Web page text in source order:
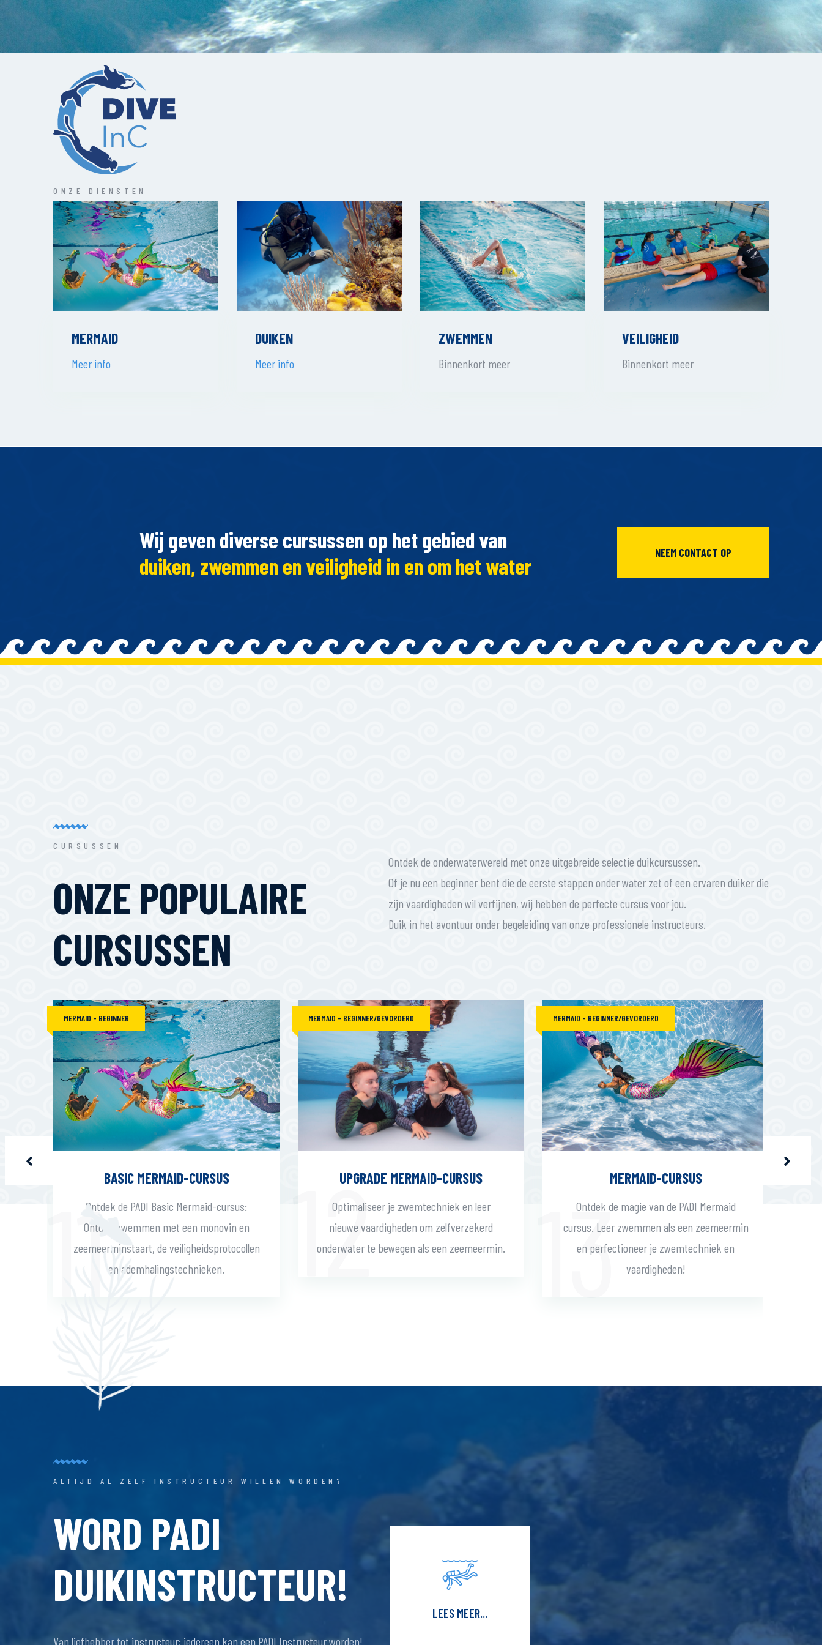
ONZE DIENSTEN
MERMAID
Meer info
DUIKEN
Meer info
ZWEMMEN
Binnenkort meer
VEILIGHEID
Binnenkort meer
Wij geven diverse cursussen op het gebied van
duiken, zwemmen en veiligheid in en om het water
NEEM CONTACT OP
CURSUSSEN
ONZE POPULAIRE
CURSUSSEN
Ontdek de onderwaterwereld met onze uitgebreide selectie duikcursussen.
Of je nu een beginner bent die de eerste stappen onder water zet of een ervaren duiker die
zijn vaardigheden wil verfijnen, wij hebben de perfecte cursus voor jou.
Duik in het avontuur onder begeleiding van onze professionele instructeurs.
MERMAID - BEGINNER
BASIC MERMAID-CURSUS
Ontdek de PADI Basic Mermaid-cursus:
Ontdek zwemmen met een monovin en
zeemeerminstaart, de veiligheidsprotocollen
en ademhalingstechnieken.
MERMAID - BEGINNER/GEVORDERD
UPGRADE MERMAID-CURSUS
Optimaliseer je zwemtechniek en leer
nieuwe vaardigheden om zelfverzekerd
onderwater te bewegen als een zeemeermin.
MERMAID - BEGINNER/GEVORDERD
MERMAID-CURSUS
Ontdek de magie van de PADI Mermaid
cursus. Leer zwemmen als een zeemeermin
en perfectioneer je zwemtechniek en
vaardigheden!
LEES MEER...
ALTIJD AL ZELF INSTRUCTEUR WILLEN WORDEN?
WORD PADI
DUIKINSTRUCTEUR!
Van liefhebber tot instructeur; iedereen kan een PADI Instructeur worden!